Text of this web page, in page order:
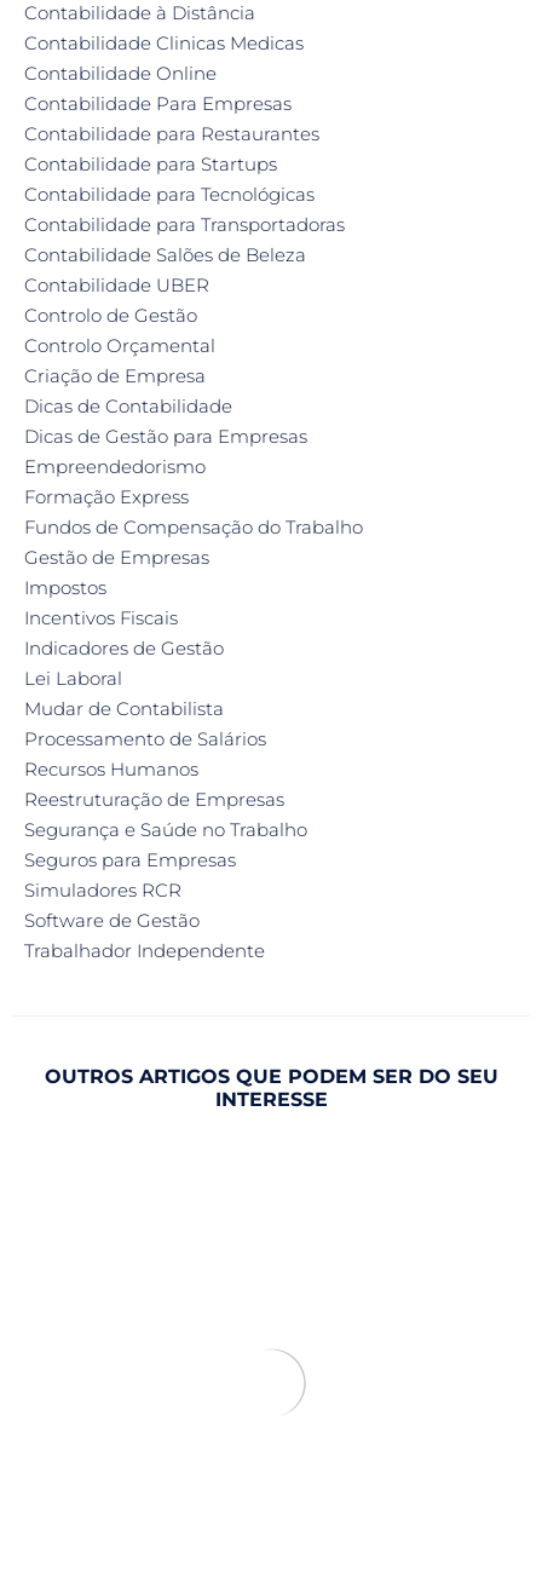
Contabilidade à Distância
Contabilidade Clinicas Medicas
Contabilidade Online
Contabilidade Para Empresas
Contabilidade para Restaurantes
Contabilidade para Startups
Contabilidade para Tecnológicas
Contabilidade para Transportadoras
Contabilidade Salões de Beleza
Contabilidade UBER
Controlo de Gestão
Controlo Orçamental
Criação de Empresa
Dicas de Contabilidade
Dicas de Gestão para Empresas
Empreendedorismo
Formação Express
Fundos de Compensação do Trabalho
Gestão de Empresas
Impostos
Incentivos Fiscais
Indicadores de Gestão
Lei Laboral
Mudar de Contabilista
Processamento de Salários
Recursos Humanos
Reestruturação de Empresas
Segurança e Saúde no Trabalho
Seguros para Empresas
Simuladores RCR
Software de Gestão
Trabalhador Independente
OUTROS ARTIGOS QUE PODEM SER DO SEU
INTERESSE